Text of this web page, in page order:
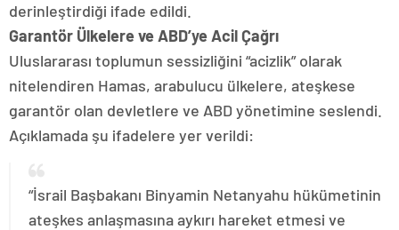
derinleştirdiği ifade edildi.
Garantör Ülkelere ve ABD’ye Acil Çağrı
Uluslararası toplumun sessizliğini “acizlik” olarak
nitelendiren Hamas, arabulucu ülkelere, ateşkese
garantör olan devletlere ve ABD yönetimine seslendi.
Açıklamada şu ifadelere yer verildi:
“İsrail Başbakanı Binyamin Netanyahu hükümetinin
ateşkes anlaşmasına aykırı hareket etmesi ve